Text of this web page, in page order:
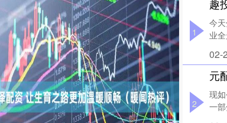
1
趣
今
业
02-
2
现
一